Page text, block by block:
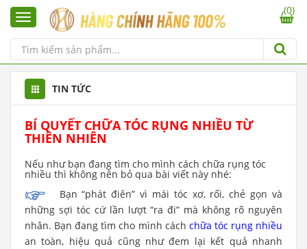
(0)
TIN TỨC
BÍ QUYẾT CHỮA TÓC RỤNG NHIỀU TỪ
THIÊN NHIÊN
Nếu như bạn đang tìm cho mình cách chữa rụng tóc
nhiều thì không nên bỏ qua bài viết này nhé:
Bạn “phát điên” vì mái tóc xơ, rối, chẻ gọn và
những sợi tóc cứ lần lượt “ra đi” mà không rõ nguyên
nhân. Bạn đang tìm cho mình cách chữa tóc rụng nhiều
an toàn, hiệu quả cũng như đem lại kết quả nhanh